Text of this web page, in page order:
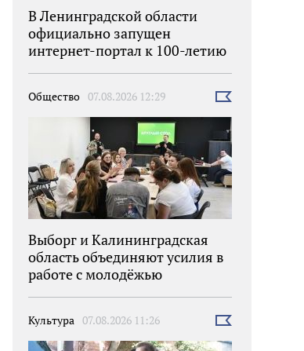
В Ленинградской области
официально запущен
интернет-портал к 100-летию
Общество 07.08.2026 12:29
Выбрать
Выборг и Калининградская
область объединяют усилия в
работе с молодёжью
Культура 07.08.2026 11:26
Выбрать